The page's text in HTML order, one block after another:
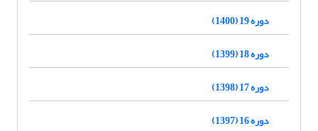
دوره 19 (1400)
دوره 18 (1399)
دوره 17 (1398)
دوره 16 (1397)